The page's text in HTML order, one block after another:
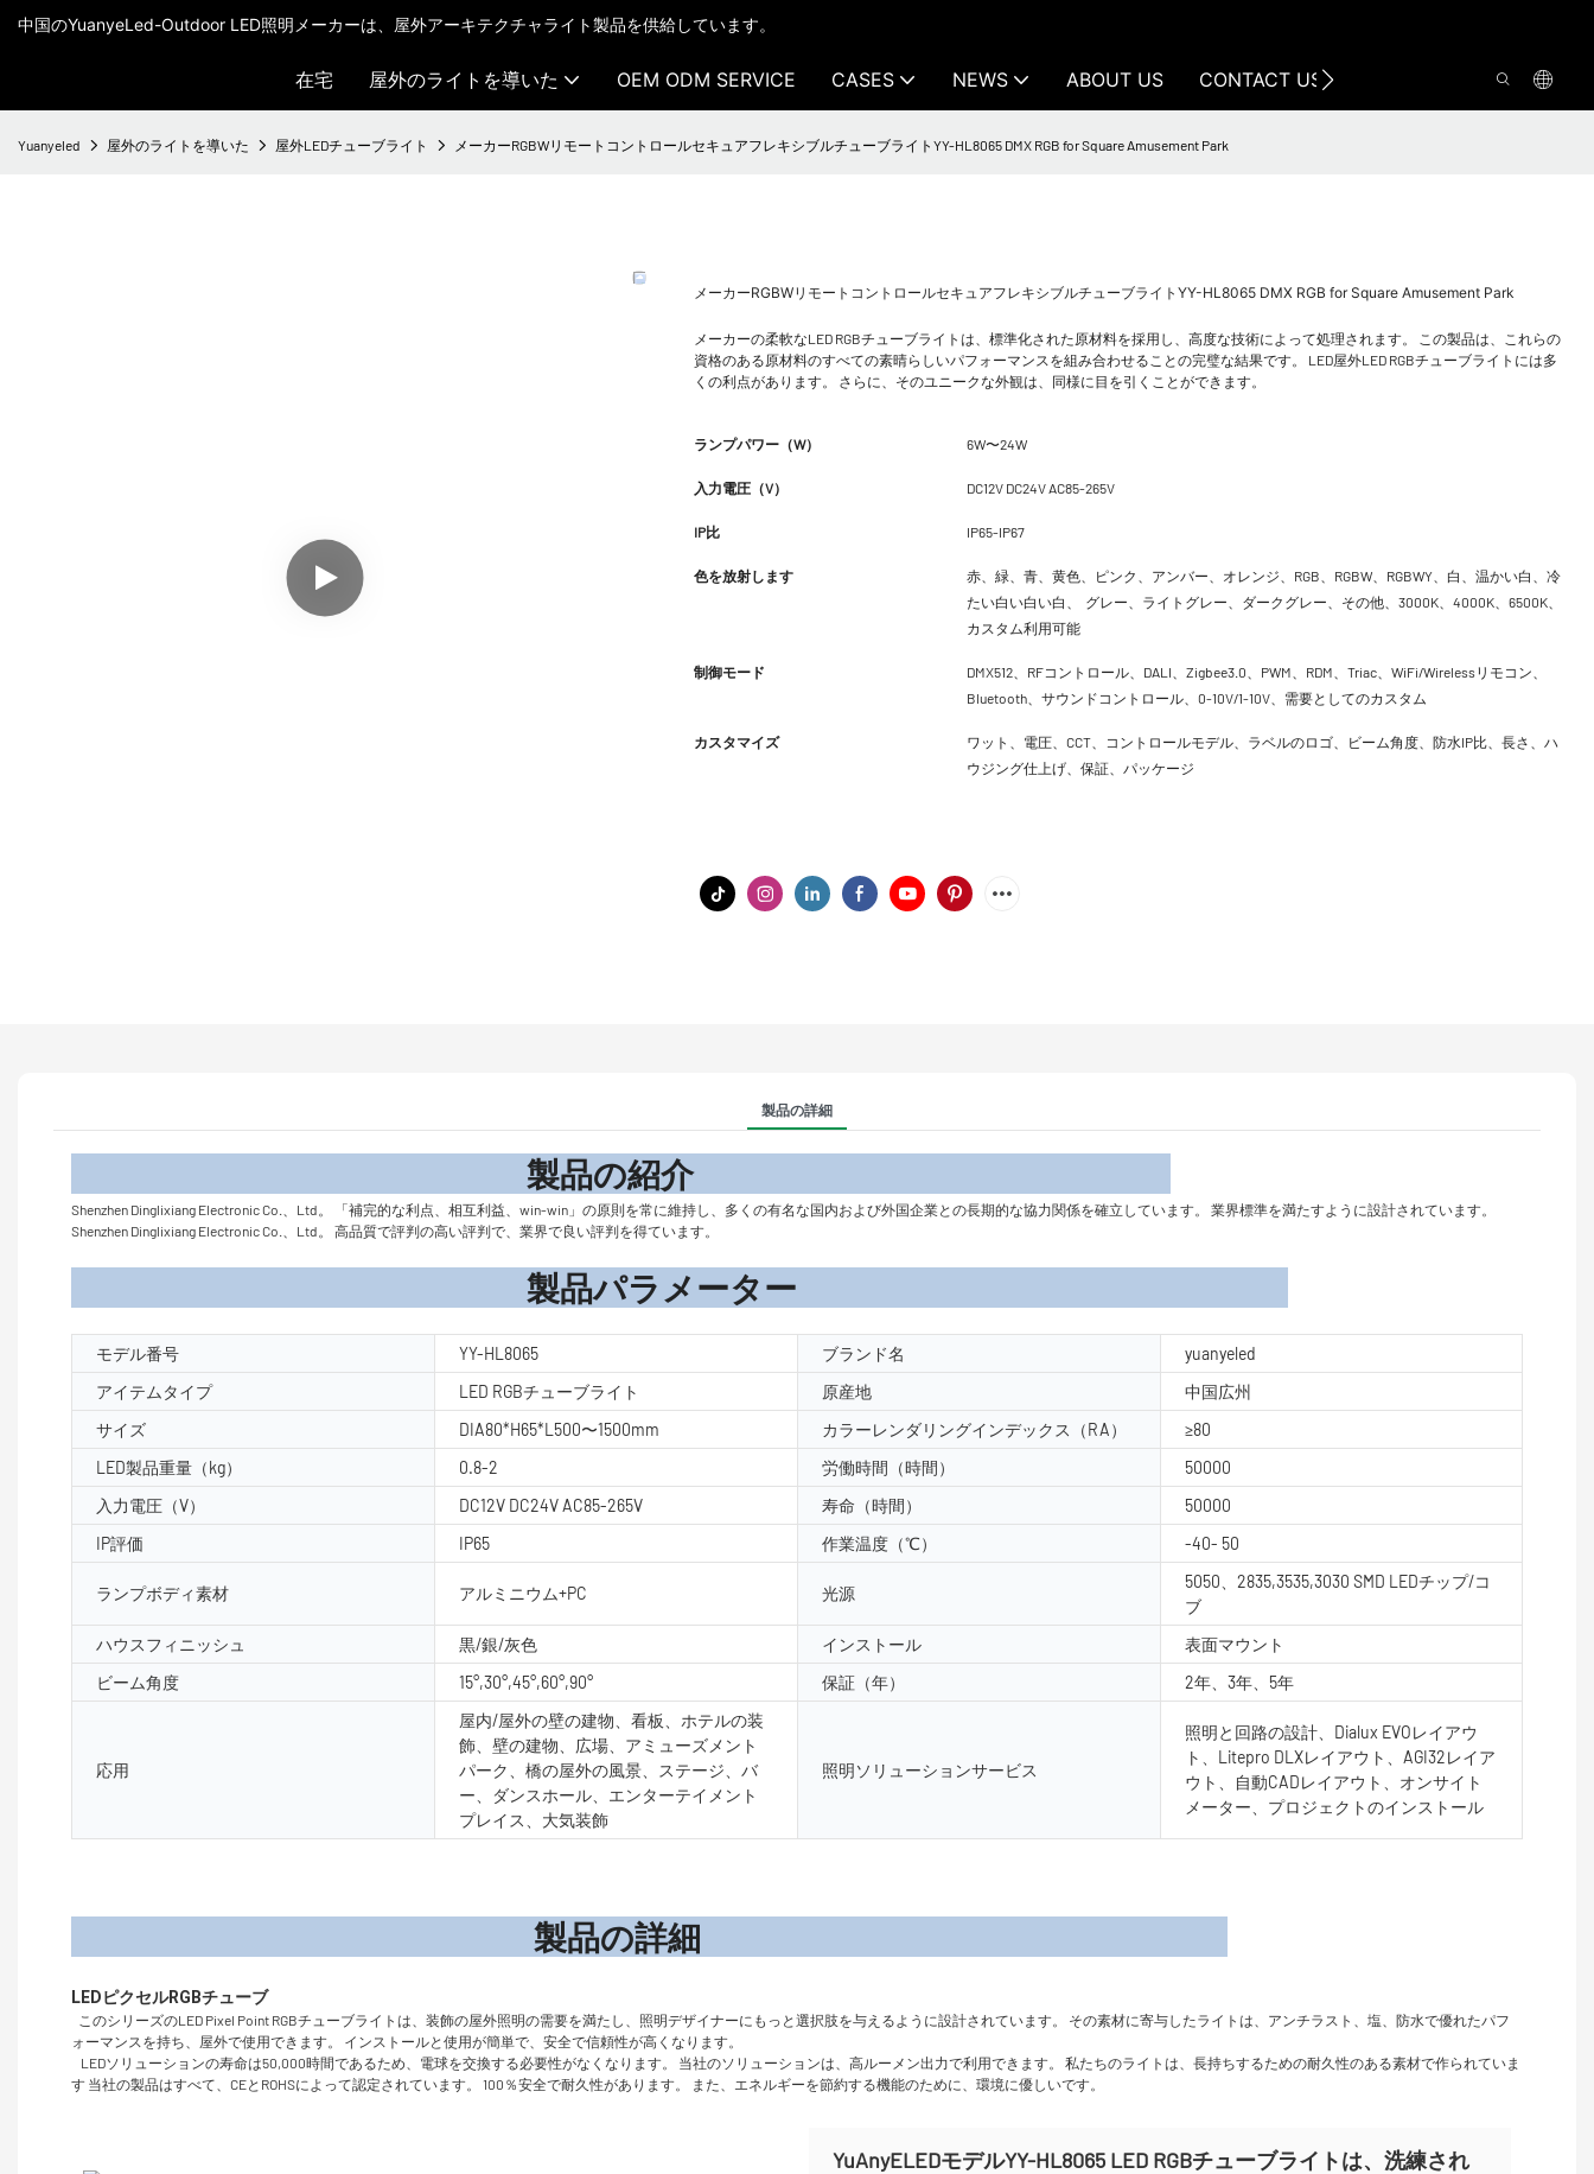
中国のYuanyeLed-Outdoor LED照明メーカーは、屋外アーキテクチャライト製品を供給しています。
在宅 屋外のライトを導いた OEM ODM SERVICE CASES NEWS ABOUT US CONTACT US
Yuanyeled 屋外のライトを導いた 屋外LEDチューブライト メーカーRGBWリモートコントロールセキュアフレキシブルチューブライトYY-HL8065 DMX RGB for Square Amusement Park
メーカーRGBWリモートコントロールセキュアフレキシブルチューブライトYY-HL8065 DMX RGB for Square Amusement Park
メーカーの柔軟なLED RGBチューブライトは、標準化された原材料を採用し、高度な技術によって処理されます。 この製品は、これらの
資格のある原材料のすべての素晴らしいパフォーマンスを組み合わせることの完璧な結果です。 LED屋外LED RGBチューブライトには多
くの利点があります。 さらに、そのユニークな外観は、同様に目を引くことができます。
ランプパワー（W） 6W〜24W
入力電圧（V） DC12V DC24V AC85-265V
IP比 IP65-IP67
色を放射します
赤、緑、青、黄色、ピンク、アンバー、オレンジ、RGB、RGBW、RGBWY、白、温かい白、冷
たい白い白い白、 グレー、ライトグレー、ダークグレー、その他、3000K、4000K、6500K、
カスタム利用可能
制御モード
DMX512、RFコントロール、DALI、Zigbee3.0、PWM、RDM、Triac、WiFi/Wirelessリモコン、
Bluetooth、サウンドコントロール、0-10V/1-10V、需要としてのカスタム
カスタマイズ
ワット、電圧、CCT、コントロールモデル、ラベルのロゴ、ビーム角度、防水IP比、長さ、ハ
ウジング仕上げ、保証、パッケージ
製品の詳細
製品の紹介
Shenzhen Dinglixiang Electronic Co.、Ltd。 「補完的な利点、相互利益、win-win」の原則を常に維持し、多くの有名な国内および外国企業との長期的な協力関係を確立しています。 業界標準を満たすように設計されています。
Shenzhen Dinglixiang Electronic Co.、Ltd。 高品質で評判の高い評判で、業界で良い評判を得ています。
製品パラメーター
モデル番号 YY-HL8065 ブランド名
yuanyeled
アイテムタイプ
LED RGBチューブライト 原産地
中国広州
サイズ
DIA80*H65*L500〜1500mm カラーレンダリングインデックス（RA）
≥80
LED製品重量（kg）
0.8-2 労働時間（時間）
50000
入力電圧（V）
DC12V DC24V AC85-265V 寿命（時間）
50000
IP評価
IP65 作業温度（℃） -40- 50
ランプボディ素材 アルミニウム+PC 光源
5050、2835,3535,3030 SMD LEDチップ/コ
ブ
ハウスフィニッシュ
黒/銀/灰色 インストール
表面マウント
ビーム角度
15°,30°,45°,60°,90° 保証（年） 2年、3年、5年
応用
屋内/屋外の壁の建物、看板、ホテルの装
飾、壁の建物、広場、アミューズメント
パーク、橋の屋外の風景、ステージ、バ
ー、ダンスホール、エンターテイメント
プレイス、大気装飾
照明ソリューションサービス
照明と回路の設計、Dialux EVOレイアウ
ト、Litepro DLXレイアウト、AGI32レイア
ウト、自動CADレイアウト、オンサイト
メーター、プロジェクトのインストール
製品の詳細
このシリーズのLED Pixel Point RGBチューブライトは、装飾の屋外照明の需要を満たし、照明デザイナーにもっと選択肢を与えるように設計されています。 その素材に寄与したライトは、アンチラスト、塩、防水で優れたパフ
ォーマンスを持ち、屋外で使用できます。 インストールと使用が簡単で、安全で信頼性が高くなります。
LEDソリューションの寿命は50,000時間であるため、電球を交換する必要性がなくなります。 当社のソリューションは、高ルーメン出力で利用できます。 私たちのライトは、長持ちするための耐久性のある素材で作られていま
す 当社の製品はすべて、CEとROHSによって認定されています。 100％安全で耐久性があります。 また、エネルギーを節約する機能のために、環境に優しいです。
YuAnyELEDモデルYY-HL8065 LED RGBチューブライトは、洗練され